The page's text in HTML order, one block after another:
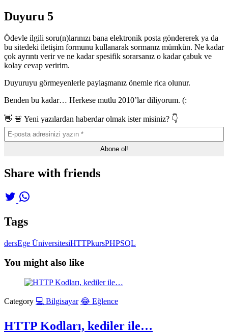
Duyuru 5
Ödevle ilgili soru(n)larınızı bana elektronik posta göndererek ya da
bu sitedeki iletişim formunu kullanarak sormanız mümkün. Ne kadar
çok ayrıntı verir ve ne kadar spesifik sorarsanız o kadar çabuk ve
kolay cevap veririm.
Duyuruyu görmeyenlerle paylaşmanız önemle rica olunur.
Benden bu kadar… Herkese mutlu 2010’lar diliyorum. (:
👋 🚨 Yeni yazılardan haberdar olmak ister misiniz? 👇
Share with friends
Tags
dersEge ÜniversitesiHTTPkursPHPSQL
You might also like
Category 💻 Bilgisayar 😂 Eğlence
HTTP Kodları, kediler ile…